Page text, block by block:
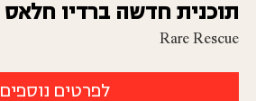
תוכנית חדשה ברדיו חלאס
Rare Rescue
לפרטים נוספים